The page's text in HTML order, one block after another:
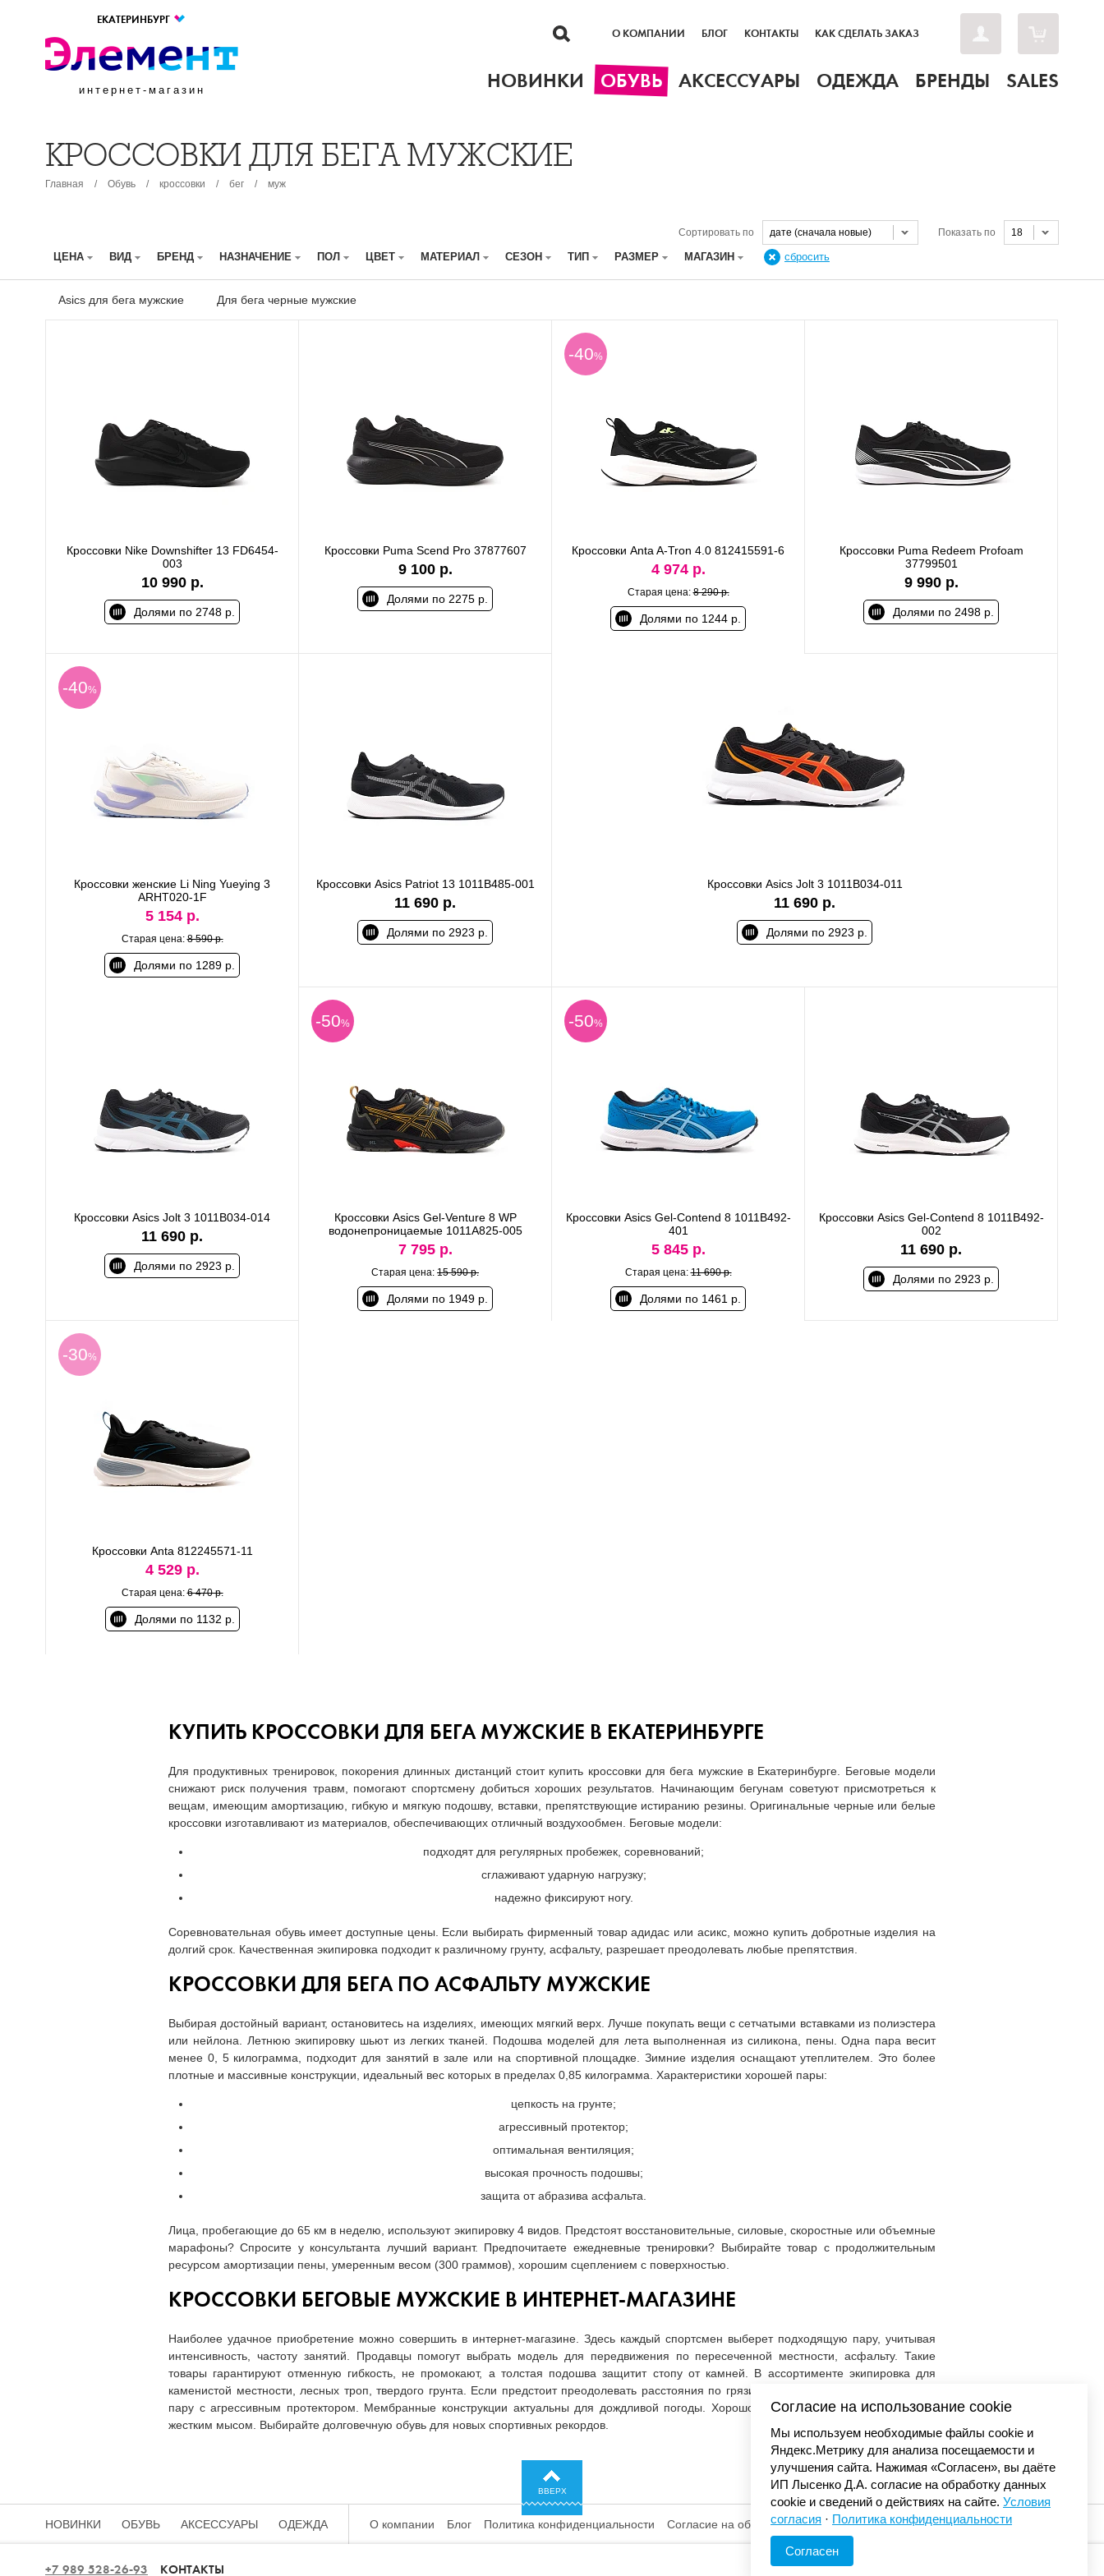
ЕКАТЕРИНБУРГ
интернет-магазин
О КОМПАНИИ БЛОГ КОНТАКТЫ КАК СДЕЛАТЬ ЗАКАЗ
НОВИНКИ ОБУВЬ АКСЕССУАРЫ ОДЕЖДА БРЕНДЫ SALES
КРОССОВКИ ДЛЯ БЕГА МУЖСКИЕ
Главная / Обувь / кроссовки / бег / муж
Показать по 18
Сортировать по дате (сначала новые)
ЦЕНА ВИД БРЕНД НАЗНАЧЕНИЕ ПОЛ ЦВЕТ МАТЕРИАЛ СЕЗОН ТИП РАЗМЕР МАГАЗИН сбросить
Asics для бега мужские Для бега черные мужские
Кроссовки Nike Downshifter 13 FD6454-
003
10 990 р.
Долями по 2748 р.
Кроссовки Puma Scend Pro 37877607
9 100 р.
Долями по 2275 р.
-40%
Кроссовки Anta A-Tron 4.0 812415591-6
4 974 р.
Старая цена:8 290 р.
Долями по 1244 р.
Кроссовки Puma Redeem Profoam
37799501
9 990 р.
Долями по 2498 р.
-40%
Кроссовки женские Li Ning Yueying 3
ARHT020-1F
5 154 р.
Старая цена:8 590 р.
Долями по 1289 р.
Кроссовки Asics Patriot 13 1011B485-001
11 690 р.
Долями по 2923 р.
Кроссовки Asics Jolt 3 1011B034-011
11 690 р.
Долями по 2923 р.
Кроссовки Asics Jolt 3 1011B034-014
11 690 р.
Долями по 2923 р.
-50%
Кроссовки Asics Gel-Venture 8 WP
водонепроницаемые 1011A825-005
7 795 р.
Старая цена: 15 590 р.
Долями по 1949 р.
-50%
Кроссовки Asics Gel-Contend 8 1011B492-
401
5 845 р.
Старая цена:11 690 р.
Долями по 1461 р.
Кроссовки Asics Gel-Contend 8 1011B492-
002
11 690 р.
Долями по 2923 р.
-30%
Кроссовки Anta 812245571-11
4 529 р.
Старая цена:6 470 р.
Долями по 1132 р.
КУПИТЬ КРОССОВКИ ДЛЯ БЕГА МУЖСКИЕ В ЕКАТЕРИНБУРГЕ
Для продуктивных тренировок, покорения длинных дистанций стоит купить кроссовки для бега мужские в Екатеринбурге. Беговые модели
снижают риск получения травм, помогают спортсмену добиться хороших результатов. Начинающим бегунам советуют присмотреться к
вещам, имеющим амортизацию, гибкую и мягкую подошву, вставки, препятствующие истиранию резины. Оригинальные черные или белые
кроссовки изготавливают из материалов, обеспечивающих отличный воздухообмен. Беговые модели:
подходят для регулярных пробежек, соревнований;
сглаживают ударную нагрузку;
надежно фиксируют ногу.
Соревновательная обувь имеет доступные цены. Если выбирать фирменный товар адидас или асикс, можно купить добротные изделия на
долгий срок. Качественная экипировка подходит к различному грунту, асфальту, разрешает преодолевать любые препятствия.
КРОССОВКИ ДЛЯ БЕГА ПО АСФАЛЬТУ МУЖСКИЕ
Выбирая достойный вариант, остановитесь на изделиях, имеющих мягкий верх. Лучше покупать вещи с сетчатыми вставками из полиэстера
или нейлона. Летнюю экипировку шьют из легких тканей. Подошва моделей для лета выполненная из силикона, пены. Одна пара весит
менее 0, 5 килограмма, подходит для занятий в зале или на спортивной площадке. Зимние изделия оснащают утеплителем. Это более
плотные и массивные конструкции, идеальный вес которых в пределах 0,85 килограмма. Характеристики хорошей пары:
цепкость на грунте;
агрессивный протектор;
оптимальная вентиляция;
высокая прочность подошвы;
защита от абразива асфальта.
Лица, пробегающие до 65 км в неделю, используют экипировку 4 видов. Предстоят восстановительные, силовые, скоростные или объемные
марафоны? Спросите у консультанта лучший вариант. Предпочитаете ежедневные тренировки? Выбирайте товар с продолжительным
ресурсом амортизации пены, умеренным весом (300 граммов), хорошим сцеплением с поверхностью.
КРОССОВКИ БЕГОВЫЕ МУЖСКИЕ В ИНТЕРНЕТ-МАГАЗИНЕ
Наиболее удачное приобретение можно совершить в интернет-магазине. Здесь каждый спортсмен выберет подходящую пару, учитывая
интенсивность, частоту занятий. Продавцы помогут выбрать модель для передвижения по пересеченной местности, асфальту. Такие
товары гарантируют отменную гибкость, не промокают, а толстая подошва защитит стопу от камней. В ассортименте экипировка для
каменистой местности, лесных троп, твердого грунта. Если предстоит преодолевать расстояния по грязи, то стоит обратить внимание на
пару с агрессивным протектором. Мембранные конструкции актуальны для дождливой погоды. Хорошо защитить пятку сможет обувь с
жестким мысом. Выбирайте долговечную обувь для новых спортивных рекордов.
ВВЕРХ
© «Элемент». 2013-2026 Все права защищены.
НОВИНКИ ОБУВЬ АКСЕССУАРЫ ОДЕЖДА О компании Блог Политика конфиденциальности Согласие на обработку
+7 989 528-26-93 КОНТАКТЫ
Согласие на использование cookie
Мы используем необходимые файлы cookie и
Яндекс.Метрику для анализа посещаемости и
улучшения сайта. Нажимая «Согласен», вы даёте
ИП Лысенко Д.А. согласие на обработку данных
cookie и сведений о действиях на сайте. Условия
согласия · Политика конфиденциальности
Согласен